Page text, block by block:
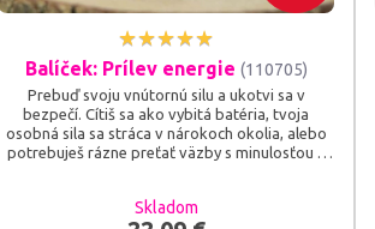
Balíček: Prílev energie (110705)
Prebuď svoju vnútornú silu a ukotvi sa v
bezpečí. Cítiš sa ako vybitá batéria, tvoja
osobná sila sa stráca v nárokoch okolia, alebo
potrebuješ rázne preťať väzby s minulosťou a
rituálnym generátorom vitality – spojenie
Skladom